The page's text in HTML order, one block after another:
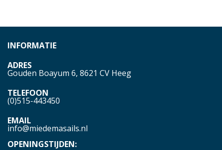
INFORMATIE
ADRES
Gouden Boayum 6, 8621 CV Heeg
TELEFOON
(0)515-443450
EMAIL
info@miedemasails.nl
OPENINGSTIJDEN: